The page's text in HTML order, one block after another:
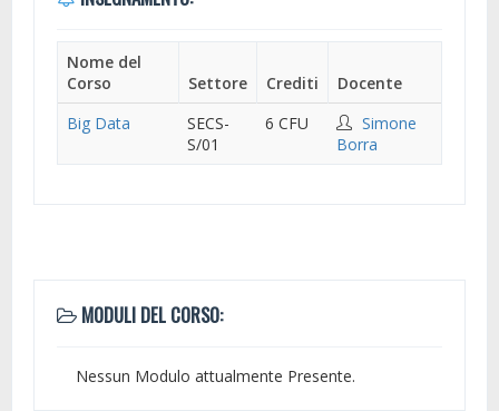
Nome del
Corso
Settore Crediti
Docente
Big Data
SECS-
S/01
6 CFU
Simone
Borra
MODULI DEL CORSO:
Nessun Modulo attualmente Presente.